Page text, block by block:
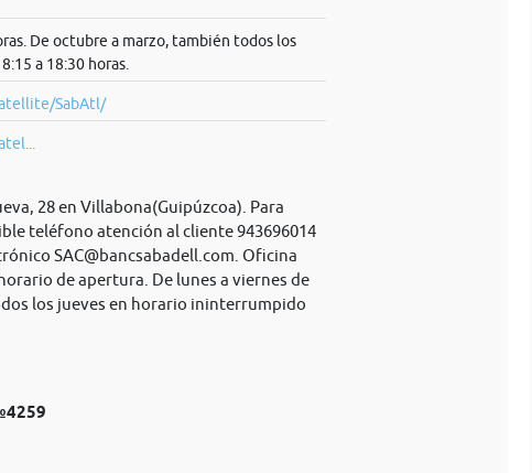
De octubre a marzo, también todos los
a 18:30 horas.
SabAtl/
28 en Villabona(Guipúzcoa). Para
teléfono atención al cliente 943696014
SAC@bancsabadell.com . Oficina
de apertura. De lunes a viernes de
los jueves en horario ininterrumpido